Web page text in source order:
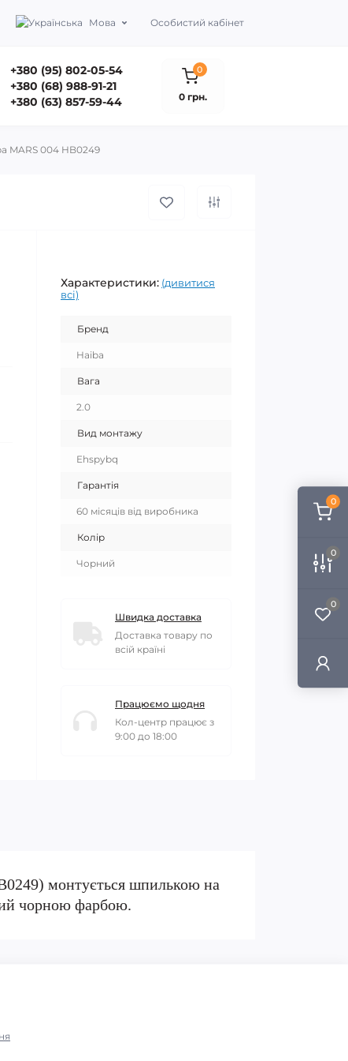
0
0
0
Мова Особистий кабінет
+380 (95) 802-05-54
+380 (68) 988-91-21
+380 (63) 857-59-44
0
0 грн.
MARS 004 HB0249
Характеристики: (дивитися
всі)
Бренд
Haiba
Вага
2.0
Вид монтажу
Ehspybq
Гарантія
60 місяців від виробника
Колір
Чорний
Швидка доставка
Доставка товару по
всій країні
Працюємо щодня
Кол-центр працює з
9:00 до 18:00
монтується шпилькою на
чорною фарбою.